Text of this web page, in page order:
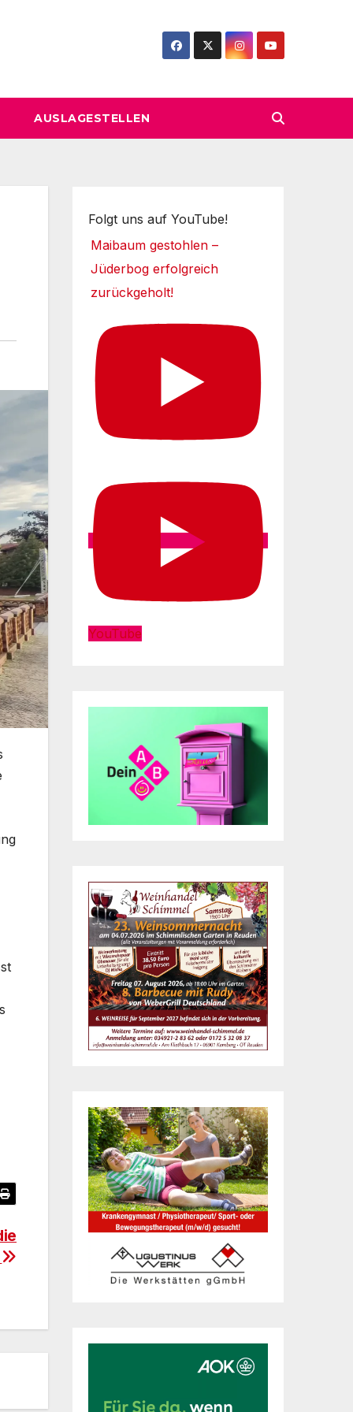
AUSLAGESTELLEN
Folgt uns auf YouTube!
Maibaum gestohlen –
Jüderbog erfolgreich
zurückgeholt!
YouTube